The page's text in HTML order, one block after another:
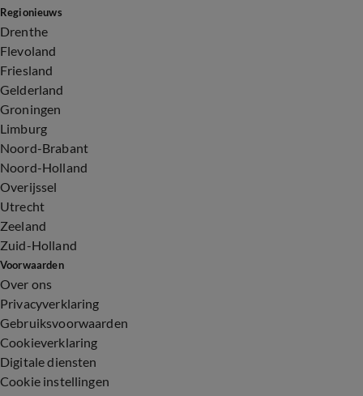
Regionieuws
Drenthe
Flevoland
Friesland
Gelderland
Groningen
Limburg
Noord-Brabant
Noord-Holland
Overijssel
Utrecht
Zeeland
Zuid-Holland
Voorwaarden
Over ons
Privacyverklaring
Gebruiksvoorwaarden
Cookieverklaring
Digitale diensten
Cookie instellingen